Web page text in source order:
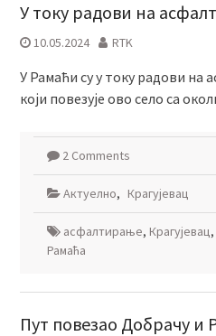
У току радови на
10.05.2024 RTK
У Рамаћи су у току радови на
који повезује ово село са
2 Comments
Актуелно, Крагујевац
асфалтирање, Крагујевац,
Рамаћа
Пут повезао Добрачу и